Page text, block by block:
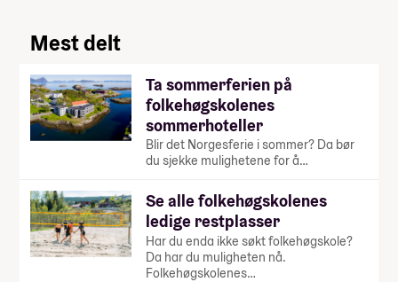
Mest delt
Ta sommerferien på
folkehøgskolenes
sommerhoteller
Blir det Norgesferie i sommer? Da bør
du sjekke mulighetene for å…
Se alle folkehøgskolenes
ledige restplasser
Har du enda ikke søkt folkehøgskole?
Da har du muligheten nå.
Folkehøgskolenes…